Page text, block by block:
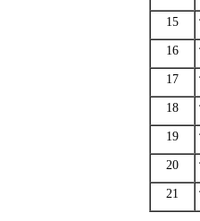
15
16
17
18
19
20
21